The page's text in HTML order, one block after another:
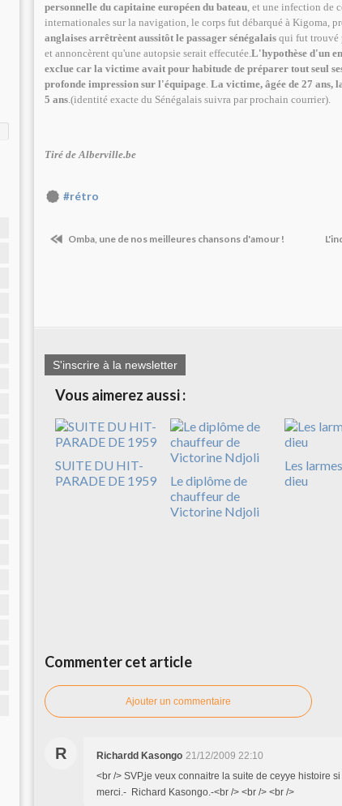
personnelle du capitaine européen du bateau, et une infection de
internationales sur la navigation, le corps fut débarqué à Kigoma,
anglaises arrêtrèent aussitôt le passager sénégalais qui fut trouvé
et annoncèrent qu'une autopsie serait effecutée.L'hypothèse d'un
exclue car la victime avait pour habitude de préparer tout seul
profonde impression sur l'équipage. La victime, âgée de 27 ans,
5 ans.(identité exacte du Sénégalais suivra par prochain courrier).
Tiré de Alberville.be
#rétro
Omba, une de nos meilleures chansons d'amour !
S'inscrire à la newsletter
Vous aimerez aussi :
SUITE DU HIT-
PARADE DE 1959
Le diplôme de
chauffeur de
Victorine Ndjoli
Les
dieu
Commenter cet article
Ajouter un commentaire
R Richardd Kasongo 21/12/2009 22:10
<br /> SVP,je veux connaitre la suite de ceyye histoire
merci.- Richard Kasongo.-<br /> <br /> <br />